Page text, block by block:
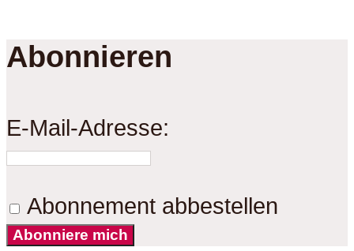
Abonnieren
E-Mail-Adresse:
Abonnement abbestellen
Abonniere mich